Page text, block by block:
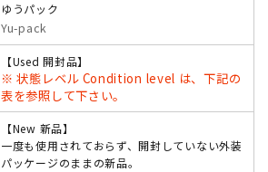
ゆうパック
Yu-pack
【Used 開封品】
※ 状態レベル Condition level は、下記の
表を参照して下さい。
【New 新品】
一度も使用されておらず、開封していない外装
パッケージのままの新品。